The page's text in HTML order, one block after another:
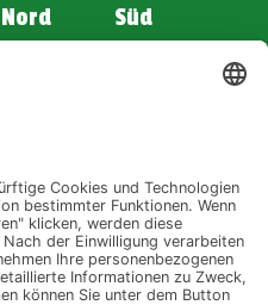
Nord
04101 -
849900
ANFAHRT
PLANEN
Süd
04168 -
9186730
ANFAHRT
PLANEN